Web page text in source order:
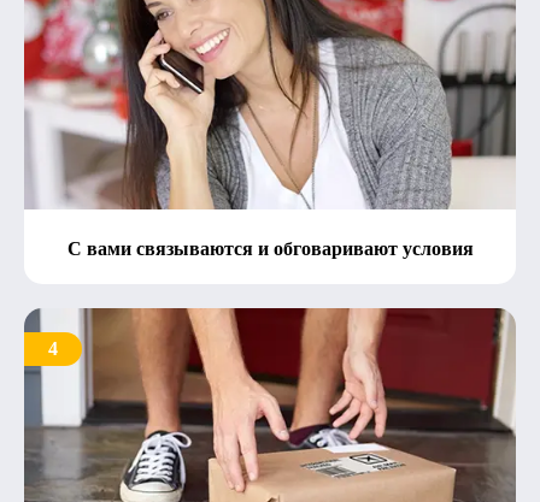
С вами связываются и обговаривают условия
4